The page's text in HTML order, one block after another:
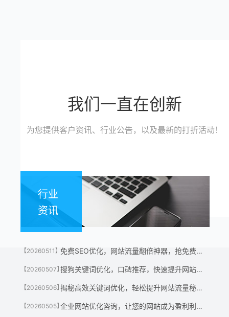
我们一直在创新
为您提供客户资讯、行业公告，以及最新的打折活动！
行业
资讯
【20260511】 免费SEO优化，网站流量翻倍神器，抢免费名额！
【20260507】 搜狗关键词优化，口碑推荐，快速提升网站流量神器！
【20260506】 揭秘高效关键词优化，轻松提升网站流量秘诀！
【20260505】 企业网站优化咨询，让您的网站成为盈利利器！